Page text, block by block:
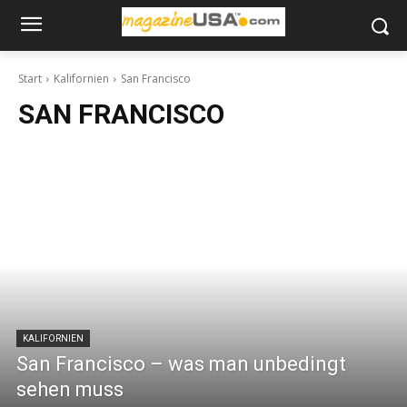
Start Kalifornien San Francisco
SAN FRANCISCO
KALIFORNIEN
San Francisco – was man unbedingt
sehen muss